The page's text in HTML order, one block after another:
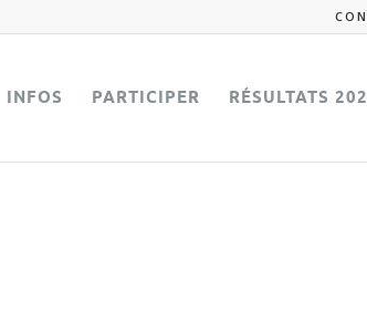
INFOS PARTICIPER RÉSULTATS